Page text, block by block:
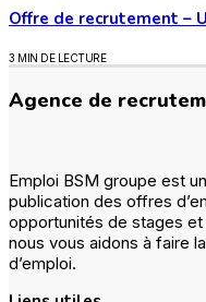
Offre de recrutement –
3 MIN DE LECTURE
Agence de
Emploi BSM groupe est
publication des offres
opportunités de stages
nous vous aidons à faire
d’emploi.